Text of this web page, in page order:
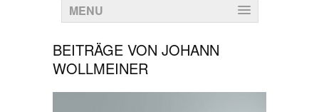
MENU
BEITRÄGE VON JOHANN
WOLLMEINER